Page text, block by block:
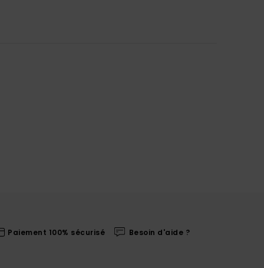
Paiement 100% sécurisé Besoin d'aide ?